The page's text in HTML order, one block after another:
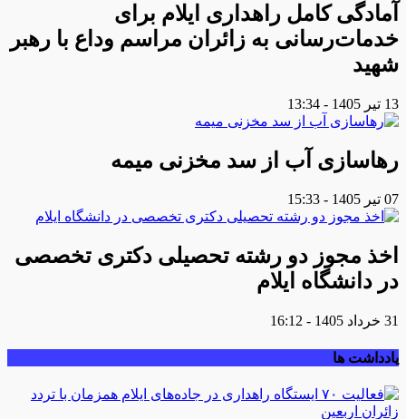
آمادگی کامل راهداری ایلام برای
خدمات‌رسانی به زائران مراسم وداع با رهبر
شهید
13 تیر 1405 - 13:34
رهاسازی آب از سد مخزنی میمه
07 تیر 1405 - 15:33
اخذ مجوز دو رشته تحصیلی دکتری تخصصی
در دانشگاه ایلام
31 خرداد 1405 - 16:12
یادداشت ها